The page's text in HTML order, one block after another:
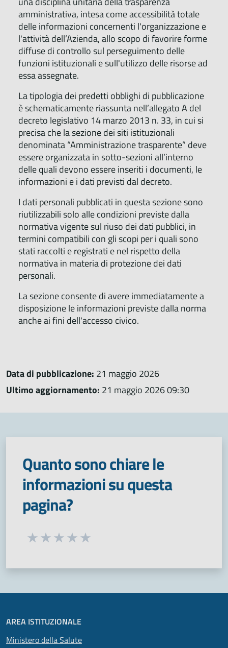
amministrativa, intesa come accessibilità totale
delle informazioni concernenti l'organizzazione e
l'attività dell’Azienda, allo scopo di favorire forme
diffuse di controllo sul perseguimento delle
funzioni istituzionali e sull'utilizzo delle risorse ad
essa assegnate.
La tipologia dei predetti obblighi di pubblicazione
è schematicamente riassunta nell’allegato A del
decreto legislativo 14 marzo 2013 n. 33, in cui si
precisa che la sezione dei siti istituzionali
denominata “Amministrazione trasparente” deve
essere organizzata in sotto-sezioni all’interno
delle quali devono essere inseriti i documenti, le
informazioni e i dati previsti dal decreto.
I dati personali pubblicati in questa sezione sono
riutilizzabili solo alle condizioni previste dalla
normativa vigente sul riuso dei dati pubblici, in
termini compatibili con gli scopi per i quali sono
stati raccolti e registrati e nel rispetto della
normativa in materia di protezione dei dati
personali.
La sezione consente di avere immediatamente a
disposizione le informazioni previste dalla norma
anche ai fini dell'accesso civico.
Data di pubblicazione: 21 maggio 2026
Ultimo aggiornamento: 21 maggio 2026 09:30
Quanto sono chiare le
informazioni su questa
pagina?
Seleziona una valutazione da 1 a 5 stelle
AREA ISTITUZIONALE
Ministero della Salute